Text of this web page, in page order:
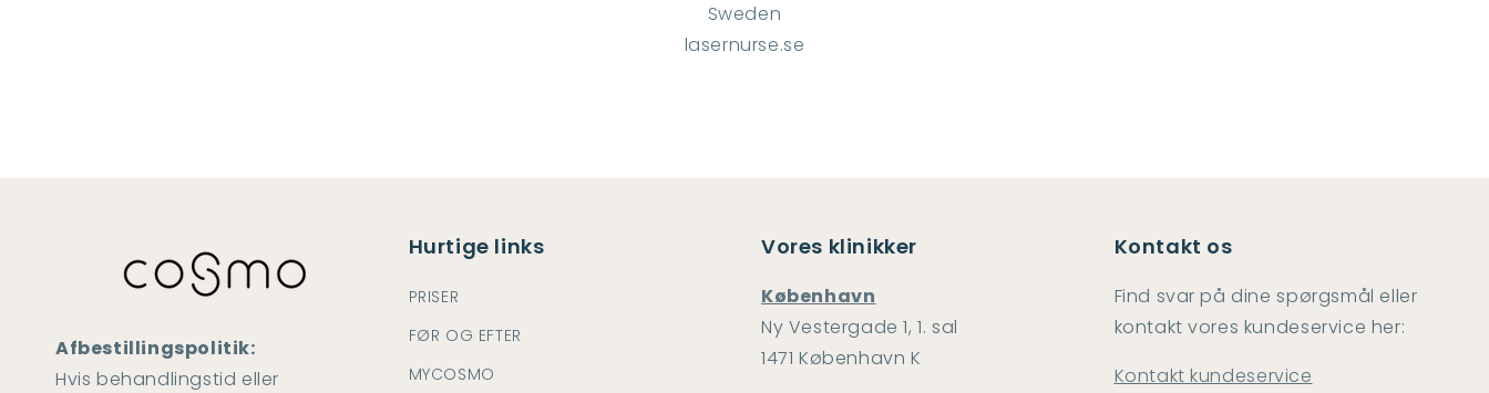
Sweden
lasernurse.se
Afbestillingspolitik:
Hvis behandlingstid eller
Hurtige links
PRISER
FØR OG EFTER
MYCOSMO
Vores klinikker
København
Ny Vestergade 1, 1. sal
1471 København K
Kontakt os
Find svar på dine spørgsmål eller
kontakt vores kundeservice her:
Kontakt kundeservice